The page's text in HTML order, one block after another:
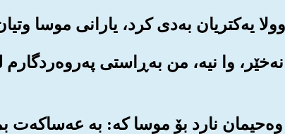
نه‌خێر، وا نیه‌، من به‌ڕاستی
وه‌حیمان نارد بۆ موسا که‌: به عه‌ساکه‌ت